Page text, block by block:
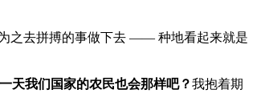
之去拼搏的事做下去 —— 种地看起来就是
天我们国家的农民也会那样吧？我抱着期